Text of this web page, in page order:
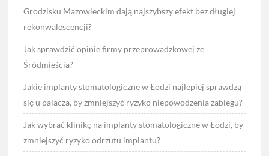
Grodzisku Mazowieckim dają najszybszy efekt bez długiej
rekonwalescencji?
Jak sprawdzić opinie firmy przeprowadzkowej ze
Śródmieścia?
Jakie implanty stomatologiczne w Łodzi najlepiej sprawdzą
się u palacza, by zmniejszyć ryzyko niepowodzenia zabiegu?
Jak wybrać klinikę na implanty stomatologiczne w Łodzi, by
zmniejszyć ryzyko odrzutu implantu?